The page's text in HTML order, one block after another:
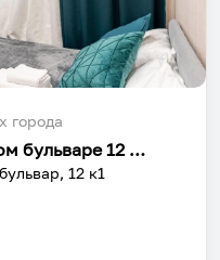
города
Апартаменты на Петровском бульваре 12 корпус 1
12 к1